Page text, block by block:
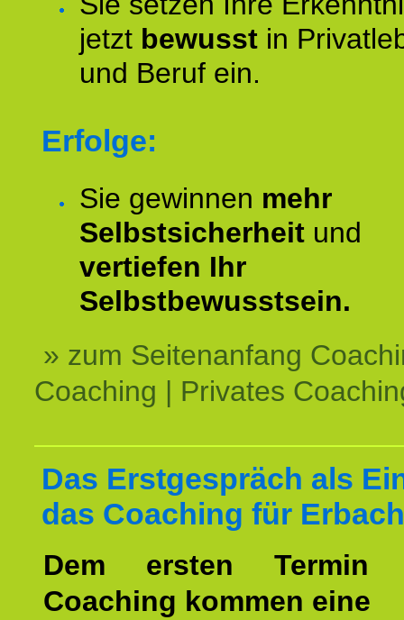
jetzt bewusst in
und Beruf ein.
Erfolge:
Sie gewinnen mehr
Selbstsicherheit und
vertiefen Ihr
Selbstbewusstsein.
» zum Seitenanfang
Coaching | Privates
Das Erstgespräch als
das Coaching für
Dem ersten
Coaching kommen eine